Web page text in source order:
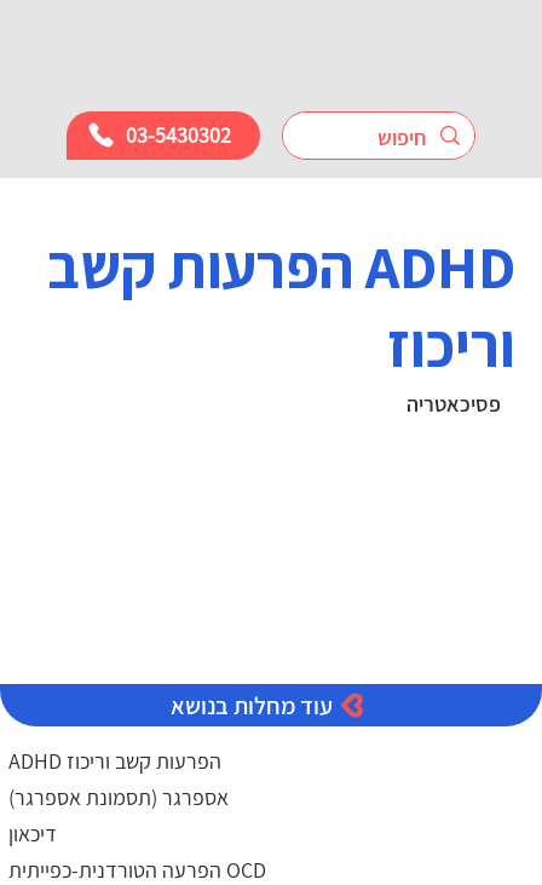
03-5430302
עוד מחלות בנושא
ADHD הפרעות קשב וריכוז
אספרגר (תסמונת אספרגר)
דיכאון
הפרעה הטורדנית-כפייתית OCD
ADHD הפרעות קשב
וריכוז
פסיכאטריה